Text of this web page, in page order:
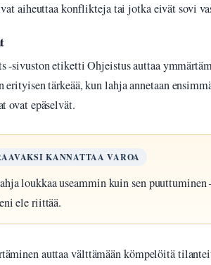
aiheuttaa konflikteja tai jotka eivät sovi
-sivuston etiketti Ohjeistus auttaa
erityisen tärkeää, kun lahja annetaan
ovat epäselvät.
KANNATTAA VAROA
loukkaa useammin kuin sen
ele riittää.
auttaa välttämään kömpelöitä